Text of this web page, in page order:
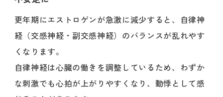
更年期にエストロゲンが急激に減少すると、自律神
経（交感神経・副交感神経）のバランスが乱れやす
くなります。
自律神経は心臓の働きを調整しているため、わずか
な刺激でも心拍が上がりやすくなり、動悸として感